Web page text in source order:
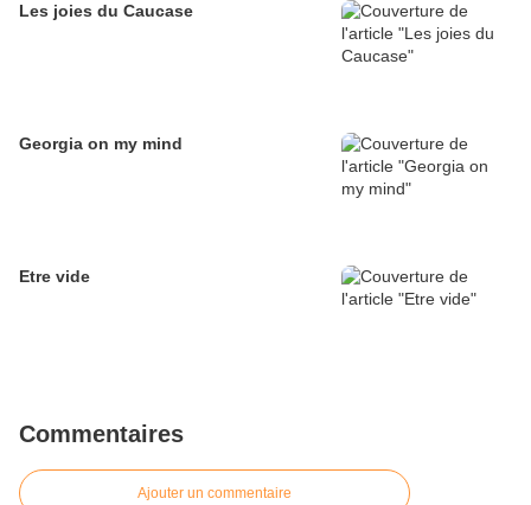
Les joies du Caucase
Georgia on my mind
Etre vide
Commentaires
Ajouter un commentaire